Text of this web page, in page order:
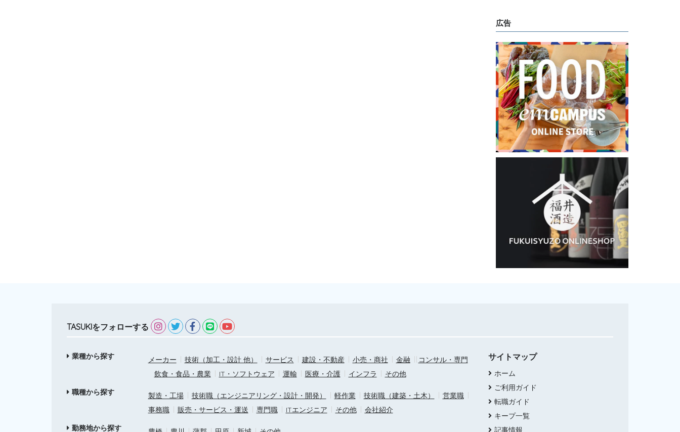
広告
TASUKIをフォローする
業種から探す メーカー 技術（加工・設計 他） サービス 建設・不動産 小売・商社 金融
コンサル・専門
飲食・食品・農業
IT・ソフトウェア 運輸 医療・介護 インフラ
その他
職種から探す
製造・工場 技術職（エンジニアリング・設計・開発） 軽作業 技術職（建築・土木）
営業職
事務職
販売・サービス・運送 専門職 ITエンジニア その他
会社紹介
勤務地から探す
サイトマップ
ホーム
ご利用ガイド
転職ガイド
キープ一覧
記事情報